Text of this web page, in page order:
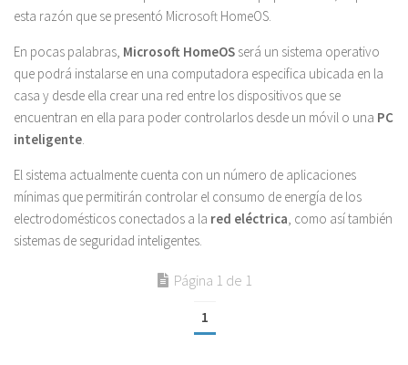
esta razón que se presentó Microsoft HomeOS.
En pocas palabras, Microsoft HomeOS será un sistema operativo
que podrá instalarse en una computadora especifica ubicada en la
casa y desde ella crear una red entre los dispositivos que se
encuentran en ella para poder controlarlos desde un móvil o una PC
inteligente.
El sistema actualmente cuenta con un número de aplicaciones
mínimas que permitirán controlar el consumo de energía de los
electrodomésticos conectados a la red eléctrica, como así también
sistemas de seguridad inteligentes.
Página 1 de 1
1